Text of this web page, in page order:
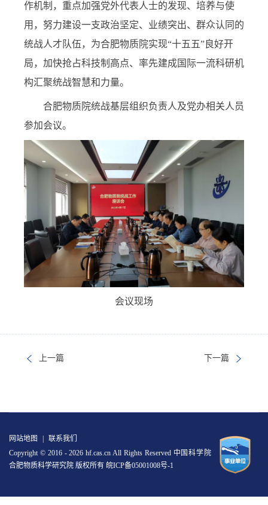
作机制，重点加强党外代表人士的发现、培养与使
用，努力建设一支政治坚定、业绩突出、群众认同的
统战人才队伍，为合肥物质院实现“十五五”良好开
局，加快抢占科技制高点、率先建成国际一流科研机
构汇聚统战智慧和力量。
合肥物质院统战基层组织负责人及党办相关人员
参加会议。
会议现场
上一篇 下一篇
网站地图 | 联系我们
Copyright © 2016 -2026 hf.cas.cn All Rights Reserved 中国科学院
合肥物质科学研究院 版权所有 皖ICP备05001008号-1